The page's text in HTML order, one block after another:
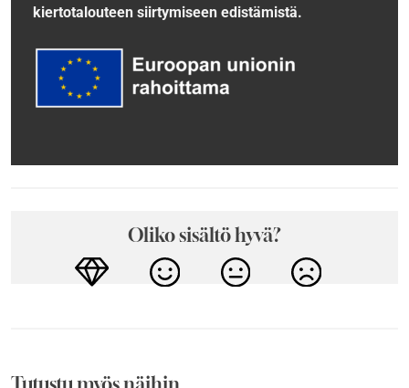
kiertotalouteen siirtymiseen edistämistä.
Oliko sisältö hyvä?